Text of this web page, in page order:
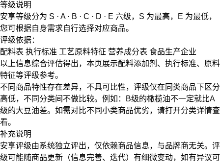
等级说明
安享等级分为 S · A · B · C · D · E 六级， S 为最高， E 为最低，
您可根据自身需求自行选择对应商品。
评级依据：
配料表 执行标准 工艺原料特征 营养成分表 食品生产企业
以上信息综合评估得出，本页展示配料添加剂 、 执行标准、 原料
特征等评级参考。
不同商品特性存在差异，不具可比性，评级仅在 同类商品下区分
高低，不同分类间不做比较。例如：B级的橄榄油不一定就比A
级的大豆油差。如需对比不同小类商品优劣，请打开分类详情查
看。
补充说明
安享评级由系统独立评出，仅依赖商品信息， 与品牌商无关。评
级可能随商品更新（信息完善、迭代）有细微变动，如有异议可